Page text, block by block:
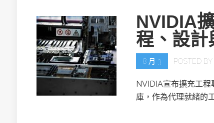
NVIDIA
程、設計
8 月 3 POSTED BY
NVIDIA宣布擴充工
庫，作為代理就緒的